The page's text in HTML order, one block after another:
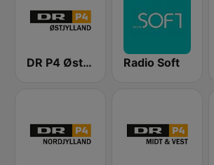
DR P4 Østjyllands Radio Soft